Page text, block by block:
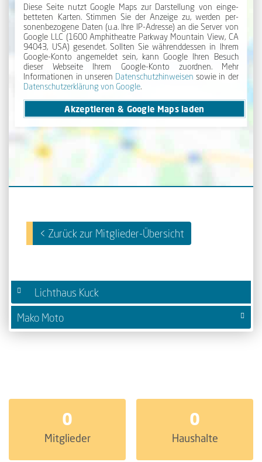
Diese Seite nutzt Google Maps zur Dar­stellung von ein­ge­
betteten Karten. Stimmen Sie der An­zeige zu, werden per­
sonen­be­zogene Daten (u.a. Ihre IP-Adresse) an die Server von
Google LLC (1600 Amphi­theatre Park­way Mount­ain View, CA
94043, USA) gesendet. Sollten Sie während­dessen in Ihrem
Google-Konto angemeldet sein, kann Google Ihren Besuch
dieser Webseite Ihrem Google-Konto zuordnen. Mehr
Informationen in unseren Daten­schutz­hinweisen sowie in der
Daten­schutz­erklärung von Google.
Akzeptieren & Google Maps laden
< Zurück zur Mitglieder-Übersicht
Lichthaus Kuck
Mako Moto
0
Mitglieder
0
Haushalte